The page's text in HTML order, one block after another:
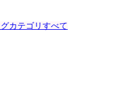
カテゴリすべて